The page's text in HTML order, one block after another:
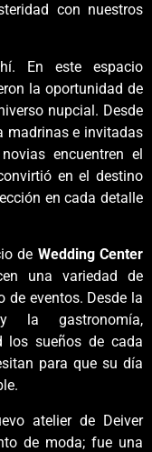
con nuestros
En este espacio
la oportunidad de
nupcial. Desde
madrinas e invitadas
encuentren el
en el destino
en cada detalle
de Wedding Center
una variedad de
de eventos. Desde la
la gastronomía,
los sueños de cada
para que su día
atelier de Deiver
de moda; fue una